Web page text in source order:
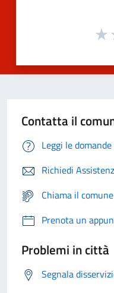
Contatta il
Leggi le
Richiedi
Chiama il
Prenota un
Problemi in città
Segnala